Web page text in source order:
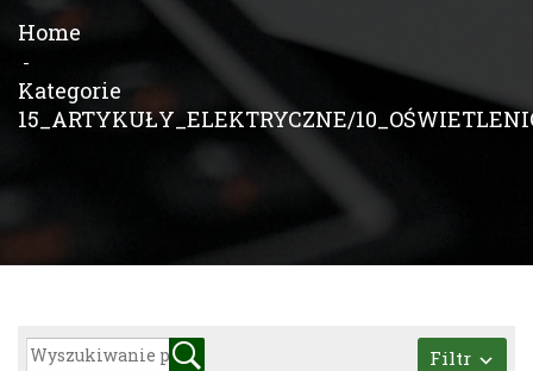
Home
Kategorie
15_ARTYKUŁY_ELEKTRYCZNE/
Filtr